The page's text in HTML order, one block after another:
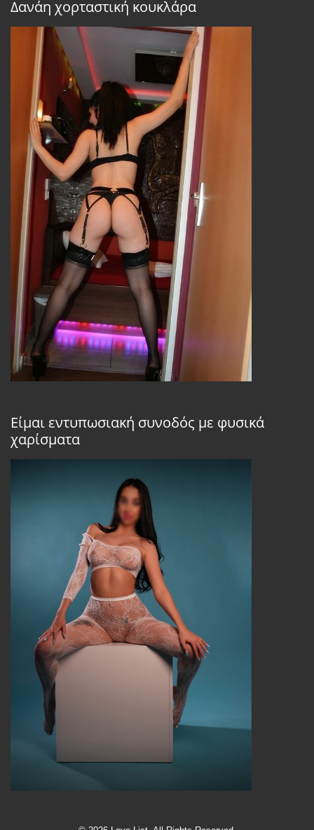
Δανάη χορταστική κουκλάρα
Είμαι εντυπωσιακή συνοδός με φυσικά
χαρίσματα